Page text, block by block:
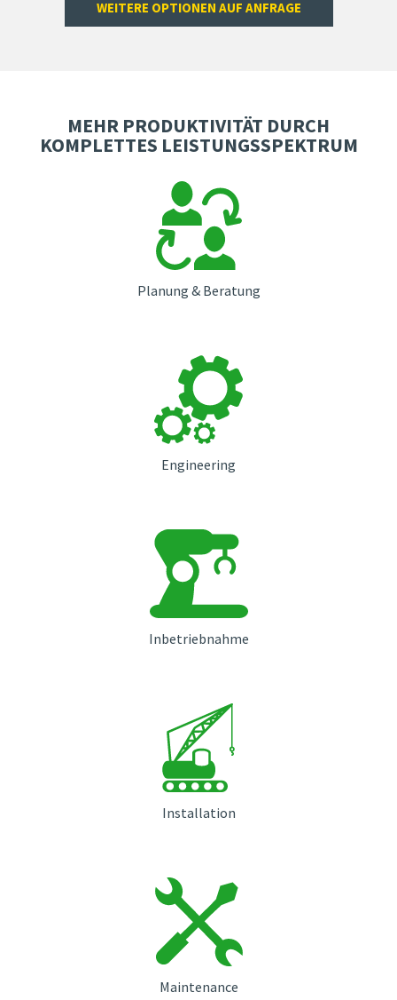
WEITERE OPTIONEN AUF ANFRAGE
MEHR PRODUKTIVITÄT DURCH
KOMPLETTES LEISTUNGSSPEKTRUM
Planung & Beratung
Engineering
Inbetriebnahme
Installation
Maintenance